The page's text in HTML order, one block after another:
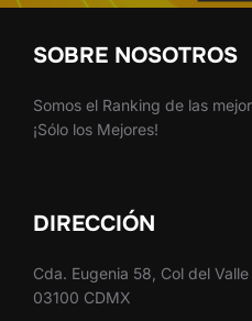
SOBRE NOSOTROS
Somos el Ranking de las
¡Sólo los Mejores!
DIRECCIÓN
Cda. Eugenia 58, Col del
03100 CDMX